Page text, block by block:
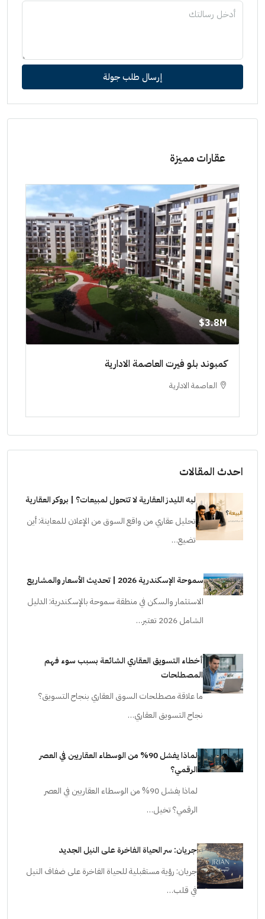
إرسال طلب جولة
عقارات مميزة
3.8M$
كمبوند بلو فيرت العاصمة الادارية
العاصمة الادارية
احدث المقالات
ليه الليدز العقارية لا تتحول لمبيعات؟ | بروكر العقارية
تحليل عقاري من واقع السوق من الإعلان للمعاينة: أين
تضيع…
سموحة الإسكندرية 2026 | تحديث الأسعار والمشاريع
الاستثمار والسكن في منطقة سموحة بالإسكندرية: الدليل
الشامل 2026 تعتبر…
أخطاء التسويق العقاري الشائعة بسبب سوء فهم
المصطلحات
ما علاقة مصطلحات السوق العقاري بنجاح التسويق؟
نجاح التسويق العقاري…
لماذا يفشل 90% من الوسطاء العقاريين في العصر
الرقمي؟
لماذا يفشل 90% من الوسطاء العقاريين في العصر
الرقمي؟ تخيل…
جريان: سر الحياة الفاخرة على النيل الجديد
جريان: رؤية مستقبلية للحياة الفاخرة على ضفاف النيل
في قلب…